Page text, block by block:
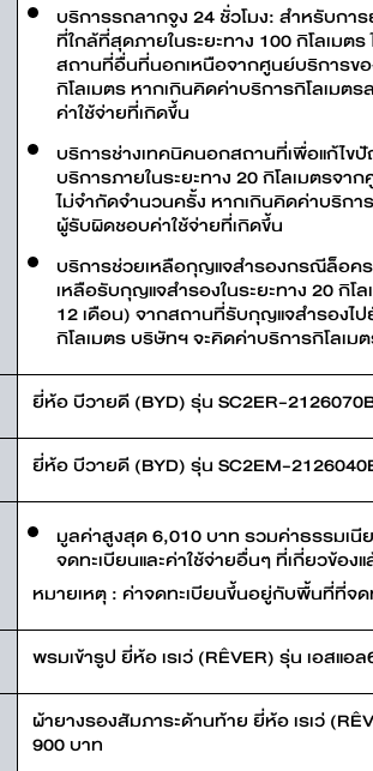
บริการรถลากจูง 24 ชั่วโมง: สำหรับกา
ที่ใกล้ที่สุดภายในระยะทาง 100 กิโลเมต
สถานที่อื่นที่นอกเหนือจากศูนย์บริการขอ
กิโลเมตร หากเกินคิดค่าบริการกิโลเมต
ค่าใช้จ่ายที่เกิดขึ้น
บริการช่างเทคนิคนอกสถานที่เพื่อแก้ไข
บริการภายในระยะทาง 20 กิโลเมตรจ
ไม่จำกัดจำนวนครั้ง หากเกินคิดค่าบริกา
ผู้รับผิดชอบค่าใช้จ่ายที่เกิดขึ้น
บริการช่วยเหลือกุญแจสำรองกรณีล็อคร
เหลือรับกุญแจสำรองในระยะทาง 20 กิโ
12 เดือน) จากสถานที่รับกุญแจสำรองไป
กิโลเมตร บริษัทฯ จะคิดค่าบริการกิโลเม
ยี่ห้อ บีวายดี (BYD) รุ่น SC2ER-
ยี่ห้อ บีวายดี (BYD) รุ่น SC2EM-
มูลค่าสูงสุด 6,010 บาท รวมค่าธรรมเ
จดทะเบียนและค่าใช้จ่ายอื่นๆ ที่เกี่ยวข้อง
หมายเหตุ : ค่าจดทะเบียนขึ้นอยู่กับพื้นที่ที่จด
พรมเข้ารูป ยี่ห้อ เรเว่ (RÊVER) รุ่น เอสแ
ผ้ายางรองสัมภาระด้านท้าย ยี่ห้อ เรเว่
900 บาท